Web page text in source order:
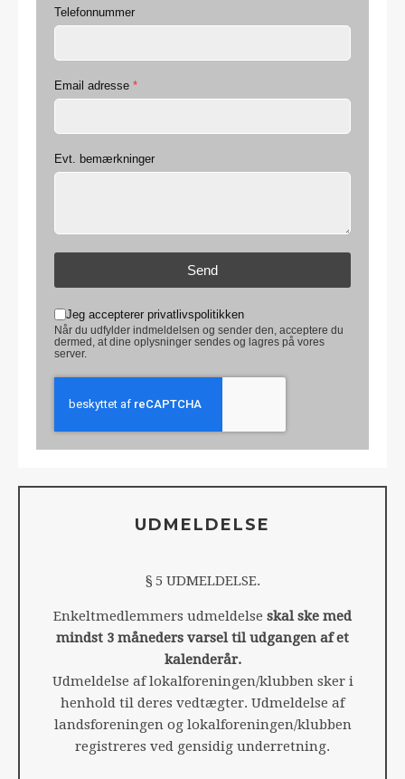
Telefonnummer
Email adresse *
Evt. bemærkninger
Send
Jeg accepterer privatlivspolitikken
Når du udfylder indmeldelsen og sender den, acceptere du
dermed, at dine oplysninger sendes og lagres på vores
server.
UDMELDELSE
§ 5 UDMELDELSE.
Enkeltmedlemmers udmeldelse skal ske med
mindst 3 måneders varsel til udgangen af et
kalenderår.
Udmeldelse af lokalforeningen/klubben sker i
henhold til deres vedtægter. Udmeldelse af
landsforeningen og lokalforeningen/klubben
registreres ved gensidig underretning.